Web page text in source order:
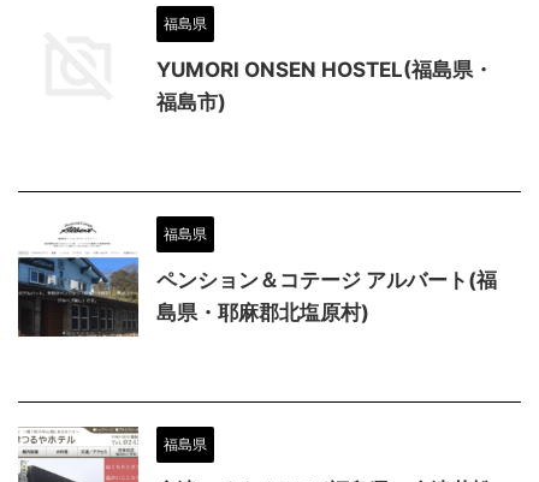
福島県
YUMORI ONSEN HOSTEL(福島県・
福島市)
福島県
ペンション＆コテージ アルバート(福
島県・耶麻郡北塩原村)
福島県